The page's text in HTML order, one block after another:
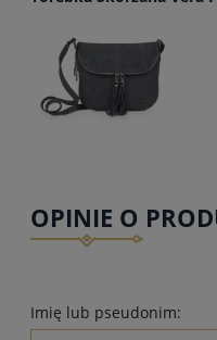
OPINIE O
Imię lub pseudonim: